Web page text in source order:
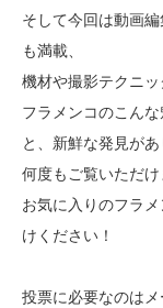
そして今回は動画
も満載、
機材や撮影テクニッ
フラメンコのこん
と、新鮮な発見があ
何度もご覧いただけ
お気に入りのフラ
けください！
投票に必要なのは